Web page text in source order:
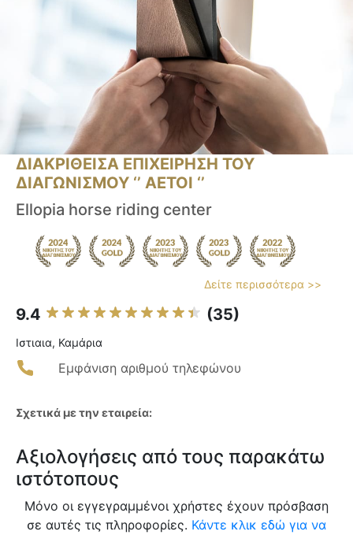
ΔΙΑΚΡΙΘΕΙΣΑ ΕΠΙΧΕΙΡΗΣΗ ΤΟΥ
ΔΙΑΓΩΝΙΣΜΟΥ ‘’ ΑΕΤΟΙ ‘’
Ellopia horse riding center
Δείτε περισσότερα >>
9.4 (35)
Ιστιαια, Καμάρια
Εμφάνιση αριθμού τηλεφώνου
Σχετικά με την εταιρεία:
Αξιολογήσεις από τους παρακάτω
ιστότοπους
Μόνο οι εγγεγραμμένοι χρήστες έχουν πρόσβαση
σε αυτές τις πληροφορίες. Κάντε κλικ εδώ για να